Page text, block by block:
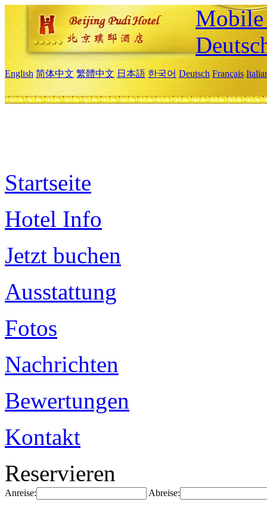
English 简体中文 繁體中文 日本語 한국어 Deutsch Français
Startseite
Hotel Info
Jetzt buchen
Ausstattung
Fotos
Nachrichten
Bewertungen
Kontakt
Reservieren
Anreise: Abreise: